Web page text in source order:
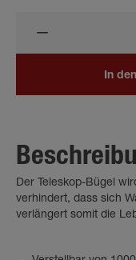
In
Der Teleskop-Bügel
verhindert, dass sich
verlängert somit die